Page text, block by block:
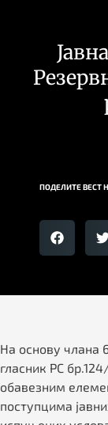
ПОДЕЛИТЕ
На основу члана
гласник РС
обавезним
поступцима